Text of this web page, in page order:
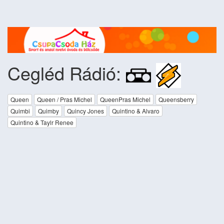
Cegléd Rádió:
Queen Queen / Pras Michel QueenPras Michel
Queensberry
Quimbi
Quimby Quincy Jones
Quintino & Alvaro
Quintino & Taylr Renee